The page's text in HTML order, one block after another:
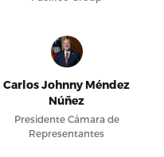
Carlos Johnny Méndez
Núñez
Presidente Cámara de
Representantes